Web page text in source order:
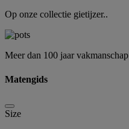
Op onze collectie gietijzer..
Meer dan 100 jaar vakmanschap
Matengids
Size